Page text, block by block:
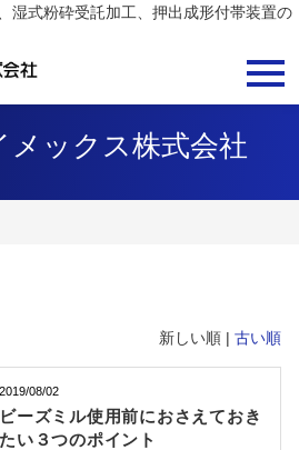
湿式粉砕受託加工、押出成形付帯装置の
メックス株式会社
新しい順 | 古い順
2019/08/02
ビーズミル使用前におさえておき
たい３つのポイント